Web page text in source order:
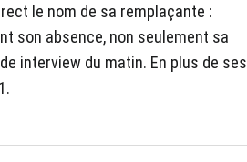
le nom de sa remplaçante :
son absence, non seulement sa
interview du matin. En plus de ses